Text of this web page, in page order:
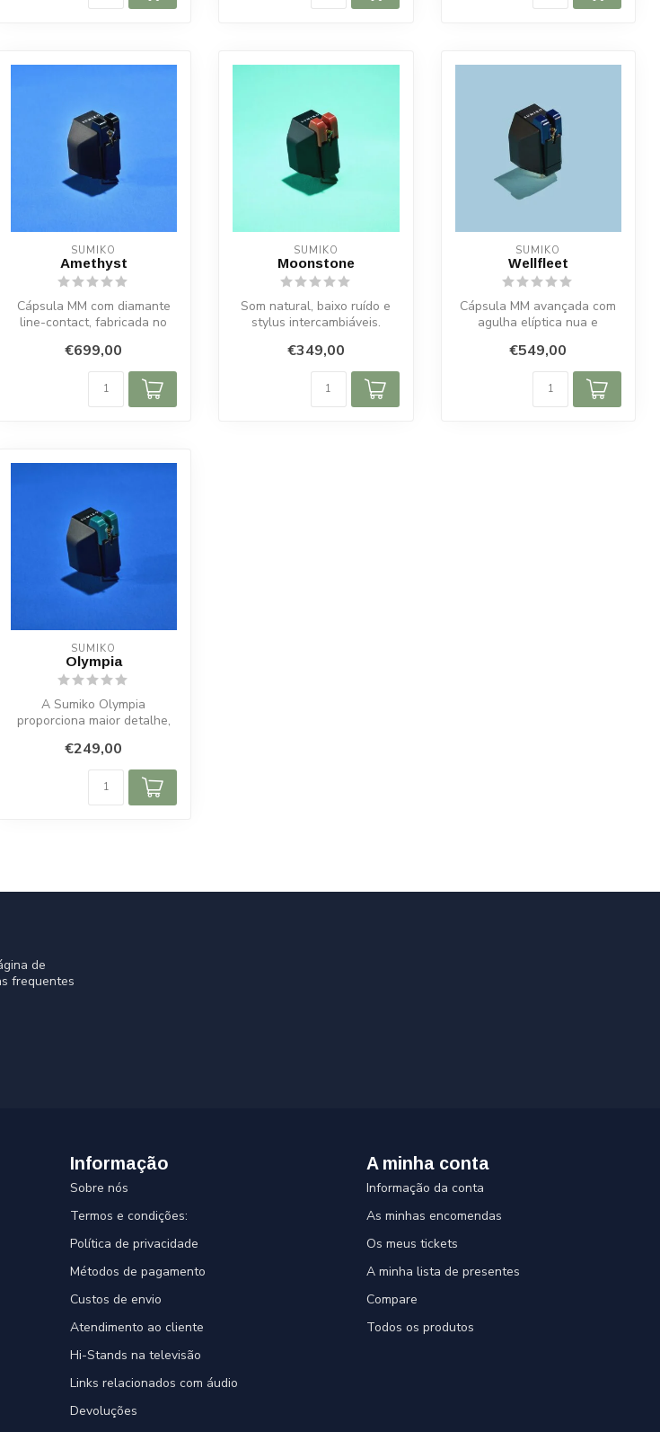
SUMIKO
Amethyst
Cápsula MM com diamante
line-contact, fabricada no
det...
€699,00
SUMIKO
Moonstone
Som natural, baixo ruído e
stylus intercambiáveis.
japonesa...
€349,00
SUMIKO
Wellfleet
Cápsula MM avançada com
agulha elíptica nua e
série ...
€549,00
SUMIKO
Olympia
A Sumiko Olympia
proporciona maior detalhe,
natural. ...
€249,00
de
frequentes
Informação
Sobre nós
Termos e condições:
Política de privacidade
Métodos de pagamento
Custos de envio
Atendimento ao cliente
Hi-Stands na televisão
Links relacionados com áudio
Devoluções
A minha conta
Informação da conta
As minhas encomendas
Os meus tickets
A minha lista de presentes
Compare
Todos os produtos